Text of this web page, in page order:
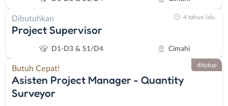
Dibutuhkan
Project Supervisor
D1-D3 & S1/D4 Cimahi
4 tahun lalu
Butuh Cepat!
Asisten Project Manager - Quantity
Surveyor
ditutup